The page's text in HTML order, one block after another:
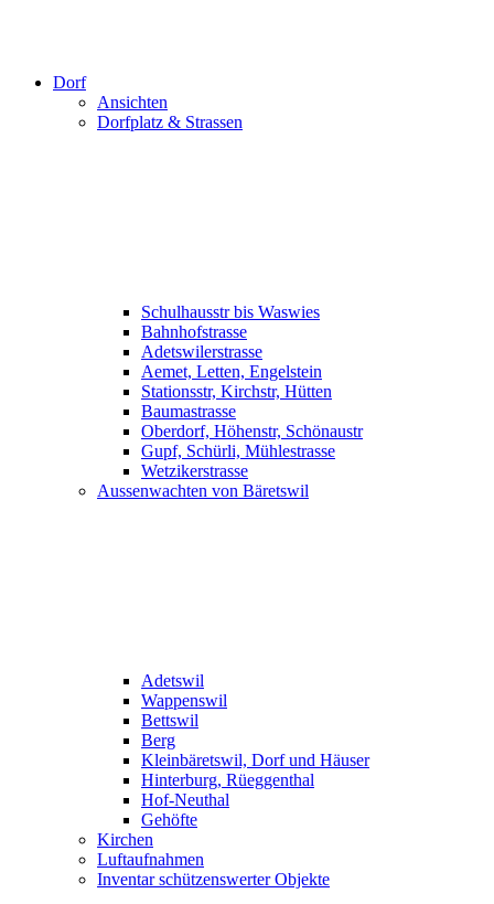
Dorf
Ansichten
Dorfplatz & Strassen
Schulhausstr bis Waswies
Bahnhofstrasse
Adetswilerstrasse
Aemet, Letten, Engelstein
Stationsstr, Kirchstr, Hütten
Baumastrasse
Oberdorf, Höhenstr, Schönaustr
Gupf, Schürli, Mühlestrasse
Wetzikerstrasse
Aussenwachten von Bäretswil
Adetswil
Wappenswil
Bettswil
Berg
Kleinbäretswil, Dorf und Häuser
Hinterburg, Rüeggenthal
Hof-Neuthal
Gehöfte
Kirchen
Luftaufnahmen
Inventar schützenswerter Objekte